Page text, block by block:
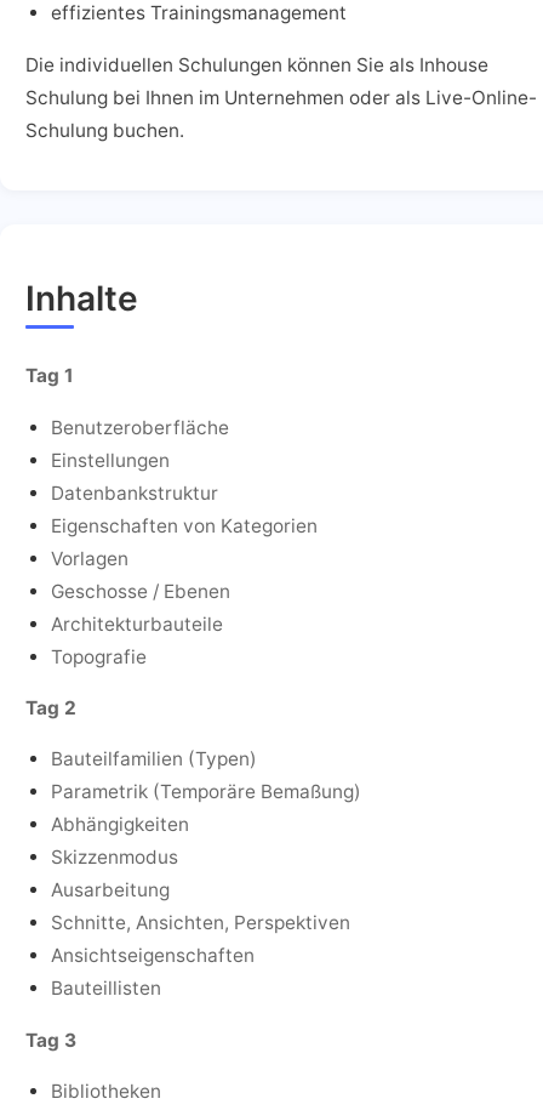
effizientes Trainingsmanagement
Die individuellen Schulungen können Sie als Inhouse
Schulung bei Ihnen im Unternehmen oder als Live-Online-
Schulung buchen.
Inhalte
Tag 1
Benutzeroberfläche
Einstellungen
Datenbankstruktur
Eigenschaften von Kategorien
Vorlagen
Geschosse / Ebenen
Architekturbauteile
Topografie
Tag 2
Bauteilfamilien (Typen)
Parametrik (Temporäre Bemaßung)
Abhängigkeiten
Skizzenmodus
Ausarbeitung
Schnitte, Ansichten, Perspektiven
Ansichtseigenschaften
Bauteillisten
Tag 3
Bibliotheken